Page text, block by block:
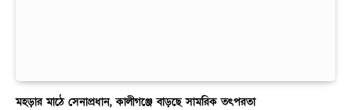
মহড়ার মাঠে সেনাপ্রধান, কালীগঞ্জে বাড়ছে সামরিক তৎপরতা